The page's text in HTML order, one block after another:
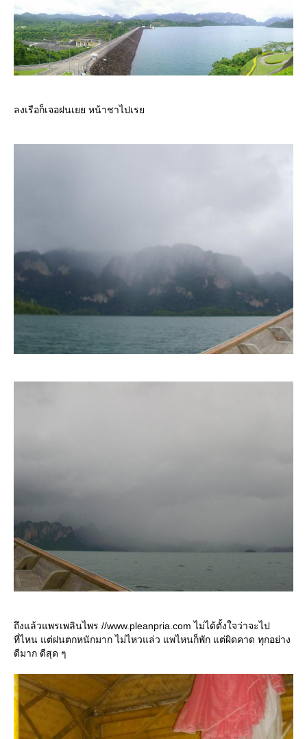
ลงเรือก็เจอฝนเยย หน้าชาไปเร
ถึงแล้วแพรเพลินไพร //www.pleanpria.com ไม่ได้ตั้งใจว่าจะไป
ที่ไหน แต่ฝนตกหนักมาก ไม่ไหวแล่ว แพไหนก็พัก แต่ผิดคาด ทุกอย่าง
ดีมาก ดีสุด ๆ